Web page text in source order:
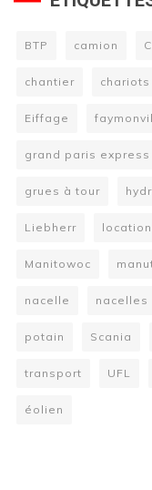
BTP camion
chantier chariots
Eiffage
grand paris express
grues à tour
Liebherr location
Manitowoc
nacelle nacelles
potain Scania
transport UFL
éolien